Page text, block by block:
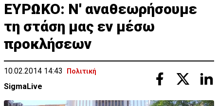
ΕΥΡΩΚΟ: Ν' αναθεωρήσουμε
τη στάση μας εν μέσω
προκλήσεων
10.02.2014 14:43 Πολιτική
SigmaLive